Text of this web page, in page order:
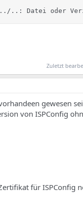
..: Datei oder
Zuletzt
gewesen
von ISPConfig
für ISPConfig